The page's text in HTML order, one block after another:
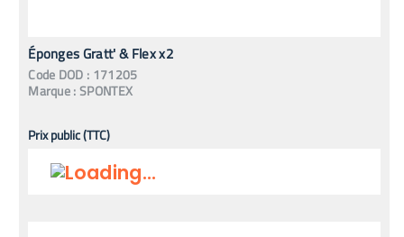
Éponges Gratt' & Flex x2
Code DOD : 171205
Marque :SPONTEX
Prix public (TTC)